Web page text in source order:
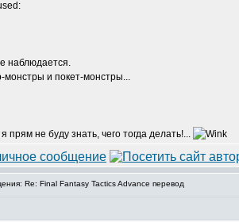
:
наблюдается.
монстры и покет-монстры...
прям не буду знать, чего тогда делать!...
Re: Final Fantasy Tactics Advance перевод